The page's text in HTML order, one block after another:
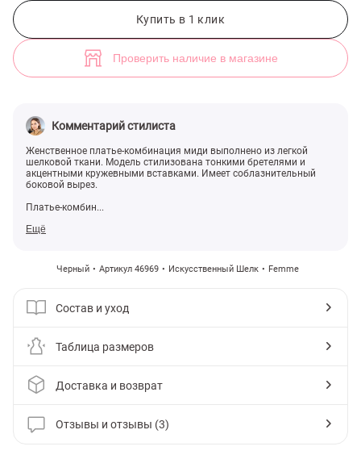
Купить в 1 клик
Проверить наличие в магазине
Комментарий стилиста
Женственное платье-комбинация миди выполнено из легкой
шелковой ткани. Модель стилизована тонкими бретелями и
акцентными кружевными вставками. Имеет соблазнительный
боковой вырез.
Платье-комбин...
Ещё
Черный Артикул 46969 Искусственный Шелк Femme
Состав и уход
Таблица размеров
Доставка и возврат
Отзывы и отзывы (3)
Черное платье-комбинация миди с кружевом (арт. 46969) ♡